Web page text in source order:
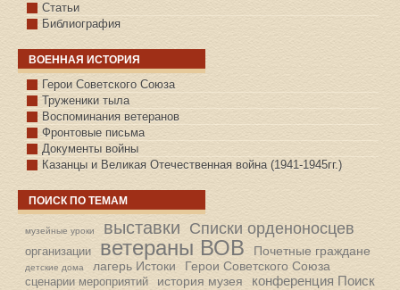
Статьи
Библиография
ВОЕННАЯ ИСТОРИЯ
С.КАЗАНСКОЕ
Герои Советского Союза
Труженики тыла
Воспоминания ветеранов
Фронтовые письма
Документы войны
Казанцы и Великая Отечественная война (1941-1945гг.)
ПОИСК ПО ТЕМАМ
музейные уроки выставки Списки орденоносцев
организации ветераны ВОВ Почетные граждане
детские дома лагерь Истоки Герои Советского Союза
сценарии мероприятий история музея конференция Поиск